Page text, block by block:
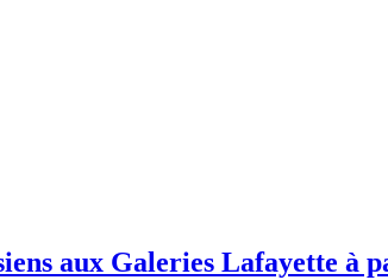
aux Galeries Lafayette à